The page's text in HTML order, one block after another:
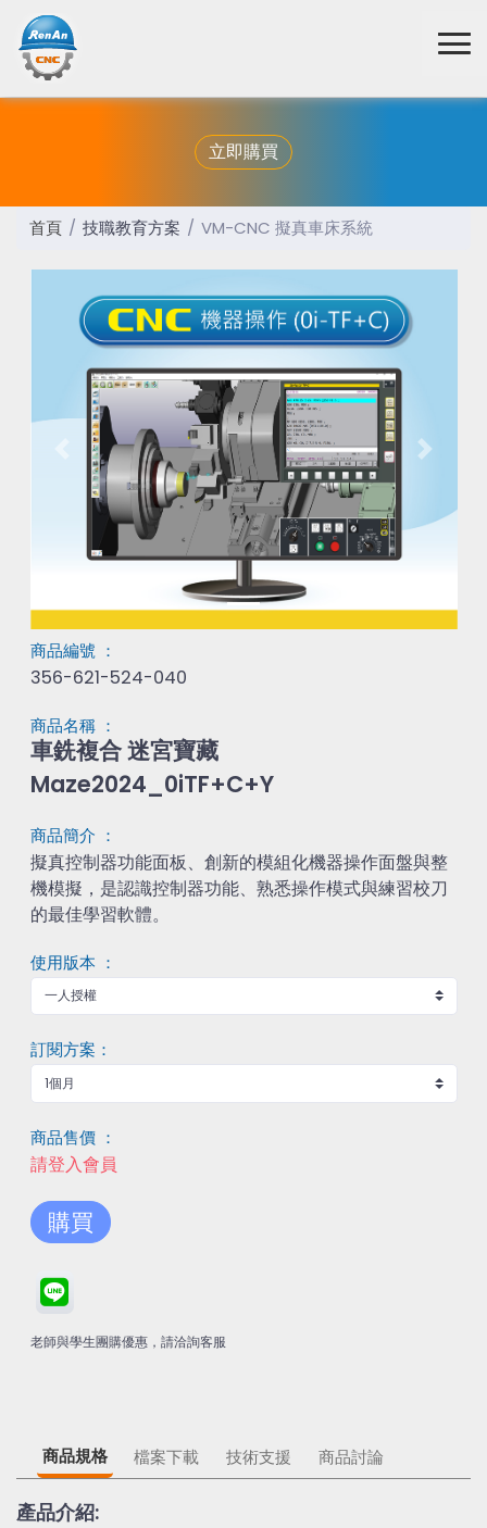
立即購買
首頁 技職教育方案 VM-CNC 擬真車床系統
Previous Next
商品編號 ：
356-621-524-040
商品名稱 ：
車銑複合 迷宮寶藏
Maze2024_0iTF+C+Y
商品簡介 ：
擬真控制器功能面板、創新的模組化機器操作面盤與整
機模擬，是認識控制器功能、熟悉操作模式與練習校刀
的最佳學習軟體。
使用版本 ：
訂閱方案：
商品售價 ：
請登入會員
購買
老師與學生團購優惠，請洽詢客服
商品規格 檔案下載 技術支援 商品討論
產品介紹: